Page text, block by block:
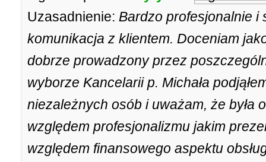
Uzasadnienie: Bardzo profesjonalnie i
komunikacja z klientem. Doceniam
dobrze prowadzony przez
wyborze Kancelarii p. Michała
niezależnych osób i uważam, że była
względem profesjonalizmu jakim
względem finansowego aspektu